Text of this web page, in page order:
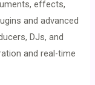
effects,
and advanced
DJs, and
and real-time